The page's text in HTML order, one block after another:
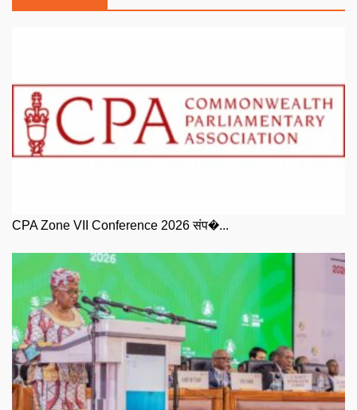
CPA Zone VII Conference 2026 संप�...